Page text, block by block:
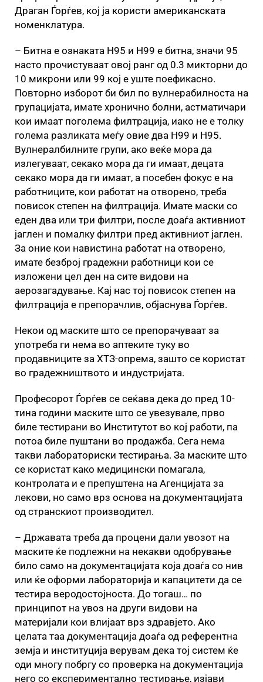
Драган Ѓорѓев, кој ја користи американската
номенклатура.
– Битна е ознаката Н95 и Н99 е битна, значи 95
насто прочистуваат овој ранг од 0.3 микторни до
10 микрони или 99 кој е уште поефикасно.
Повторно изборот би бил по вулнерабилноста на
групацијата, имате хронично болни, астматичари
кои имаат поголема филтрација, иако не е толку
голема разликата меѓу овие два Н99 и Н95.
Вулнералбилните групи, ако веќе мора да
излегуваат, секако мора да ги имаат, децата
секако мора да ги имаат, а посебен фокус е на
работниците, кои работат на отворено, треба
повисок степен на филтрација. Имате маски со
еден два или три филтри, после доаѓа активниот
јаглен и помалку филтри пред активниот јаглен.
За оние кои навистина работат на отворено,
имате безброј градежни работници кои се
изложени цел ден на сите видови на
аерозагадување. Кај нас тој повисок степен на
филтрација е препорачлив, објаснува Ѓорѓев.
Некои од маските што се препорачуваат за
употреба ги нема во аптеките туку во
продавниците за ХТЗ-опрема, зашто се користат
во градежништвото и индустријата.
Професорот Ѓорѓев се сеќава дека до пред 10-
тина години маските што се увезувале, прво
биле тестирани во Институтот во кој работи, па
потоа биле пуштани во продажба. Сега нема
такви лабораториски тестирања. За маските што
се користат како медицински помагала,
контролата и е препуштена на Агенцијата за
лекови, но само врз основа на документацијата
од странскиот производител.
– Државата треба да процени дали увозот на
маските ќе подлежни на некакви одобрување
било само на документацијата која доаѓа со нив
или ќе оформи лабораторија и капацитети да се
тестира веродостојноста. До тогаш… по
принципот на увоз на други видови на
материјали кои влијаат врз здравјето. Ако
целата таа документација доаѓа од референтна
земја и институција верувам дека тој систем ќе
оди многу побргу со проверка на документација
него со експериментално тестирање, изјави